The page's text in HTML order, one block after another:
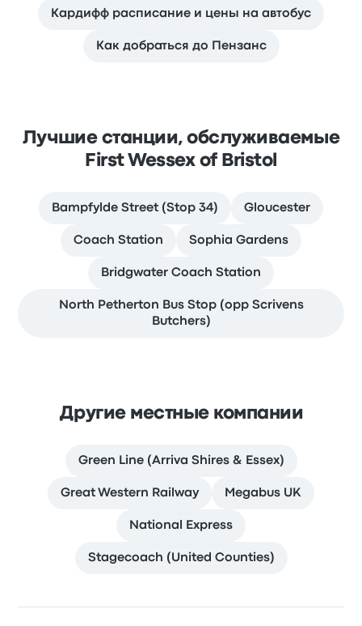
Кардифф расписание и цены на автобус
Как добраться до Пензанс
Лучшие станции, обслуживаемые
First Wessex of Bristol
Bampfylde Street (Stop 34) Gloucester
Coach Station Sophia Gardens
Bridgwater Coach Station
North Petherton Bus Stop (opp Scrivens
Butchers)
Другие местные компании
Green Line (Arriva Shires & Essex)
Great Western Railway Megabus UK
National Express
Stagecoach (United Counties)